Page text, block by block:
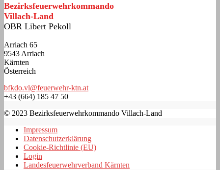
Bezirksfeuerwehrkommando
Villach-Land
OBR Libert Pekoll
Arriach 65
9543 Arriach
Kärnten
Österreich
bfkdo.vl@feuerwehr-ktn.at
+43 (664) 185 47 50
© 2023 Bezirksfeuerwehrkommando Villach-Land
Impressum
Datenschutzerklärung
Cookie-Richtlinie (EU)
Login
Landesfeuerwehrverband Kärnten